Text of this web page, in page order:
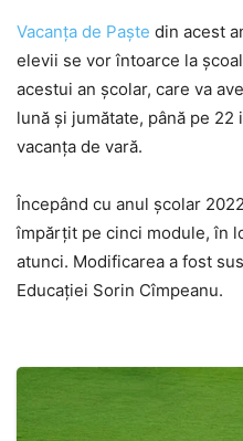
Vacanța de Paște din acest
elevii se vor întoarce la
acestui an școlar, care va
lună și jumătate, până pe
vacanța de vară.
Începând cu anul școlar
împărțit pe cinci module, în
atunci. Modificarea a fost
Educației Sorin Cîmpeanu.